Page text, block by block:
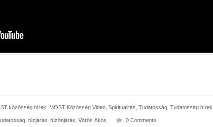
közösség hírek, MOST Közösség Videó, Spiritualitás, Tudatosság, Tudatosság hírek
, tűzjárás, tűzönjárás, Vörös Ákos 0 Comments